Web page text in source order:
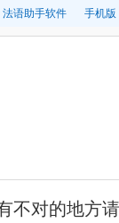
法语助手软件 手机版
不对的地方